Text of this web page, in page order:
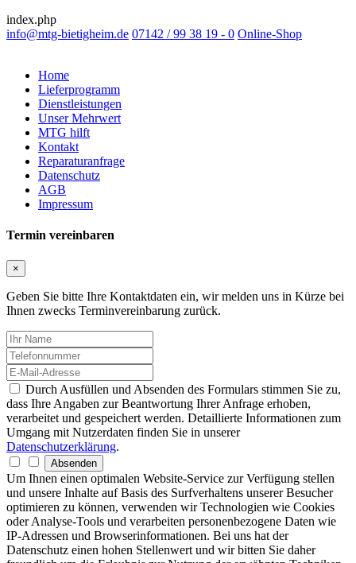
index.php
info@mtg-bietigheim.de 07142 / 99 38 19 - 0 Online-Shop
Home
Lieferprogramm
Dienstleistungen
Unser Mehrwert
MTG hilft
Kontakt
Reparaturanfrage
Datenschutz
AGB
Impressum
Termin vereinbaren
×
Geben Sie bitte Ihre Kontaktdaten ein, wir melden uns in Kürze bei
Ihnen zwecks Terminvereinbarung zurück.
Durch Ausfüllen und Absenden des Formulars stimmen Sie zu,
dass Ihre Angaben zur Beantwortung Ihrer Anfrage erhoben,
verarbeitet und gespeichert werden. Detaillierte Informationen zum
Umgang mit Nutzerdaten finden Sie in unserer
Datenschutzerklärung.
Absenden
Um Ihnen einen optimalen Website-Service zur Verfügung stellen
und unsere Inhalte auf Basis des Surfverhaltens unserer Besucher
optimieren zu können, verwenden wir Technologien wie Cookies
oder Analyse-Tools und verarbeiten personenbezogene Daten wie
IP-Adressen und Browserinformationen. Bei uns hat der
Datenschutz einen hohen Stellenwert und wir bitten Sie daher